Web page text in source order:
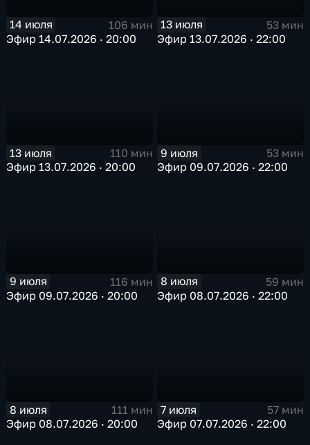
14 июля
106 мин
Эфир 14.07.2026 · 20:00
13 июля
53 мин
Эфир 13.07.2026 · 22:00
13 июля
110 мин
Эфир 13.07.2026 · 20:00
9 июля
53 мин
Эфир 09.07.2026 · 22:00
9 июля
116 мин
Эфир 09.07.2026 · 20:00
8 июля
59 мин
Эфир 08.07.2026 · 22:00
8 июля
111 мин
Эфир 08.07.2026 · 20:00
7 июля
57 мин
Эфир 07.07.2026 · 22:00